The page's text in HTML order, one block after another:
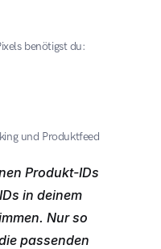
benötigst du:
und Produktfeed
Produkt-IDs
in deinem
Nur so
passenden